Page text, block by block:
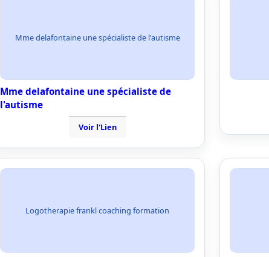
Mme delafontaine une spécialiste de l'autisme
Mme delafontaine une spécialiste de
l'autisme
Voir l'Lien
Logotherapie frankl coaching formation